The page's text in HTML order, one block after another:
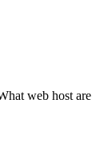
web host